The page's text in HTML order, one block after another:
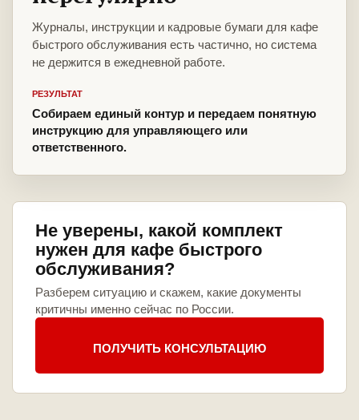
Журналы, инструкции и кадровые бумаги для кафе
быстрого обслуживания есть частично, но система
не держится в ежедневной работе.
РЕЗУЛЬТАТ
Собираем единый контур и передаем понятную
инструкцию для управляющего или
ответственного.
Не уверены, какой комплект
нужен для кафе быстрого
обслуживания?
Разберем ситуацию и скажем, какие документы
критичны именно сейчас по России.
ПОЛУЧИТЬ КОНСУЛЬТАЦИЮ